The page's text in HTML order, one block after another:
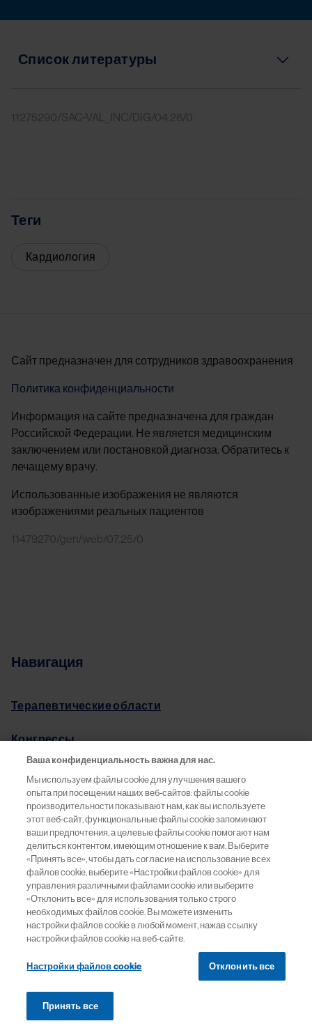
Список литературы
11275290/SAC-VAL_INC/DIG/04.26/0
Теги
Кардиология
Сайт предназначен для сотрудников здравоохранения
Политика конфиденциальности
Информация на сайте предназначена для граждан
Российской Федерации. Не является медицинским
заключением или постановкой диагноза. Обратитесь к
лечащему врачу.
Использованные изображения не являются
изображениями реальных пациентов
11479270/gen/web/07.25/0
Навигация
Терапевтические области
Конгрессы
Информация о препаратах
Обратная связь
ООО «Новартис Фарма»
Москва, 125315
Россия
Факс:+7 (495) 967 12 68
Ваша конфиденциальность важна для нас.
Мы используем файлы cookie для улучшения вашего
опыта при посещении наших веб-сайтов: файлы cookie
производительности показывают нам, как вы используете
этот веб-сайт, функциональные файлы cookie запоминают
ваши предпочтения, а целевые файлы cookie помогают нам
делиться контентом, имеющим отношение к вам. Выберите
«Принять все», чтобы дать согласие на использование всех
файлов cookie, выберите «Настройки файлов cookie» для
управления различными файлами cookie или выберите
«Отклонить все» для использования только строго
необходимых файлов cookie. Вы можете изменить
настройки файлов cookie в любой момент, нажав ссылку
настройки файлов cookie на веб-сайте.
Настройки файлов cookie Отклонить все
Принять все